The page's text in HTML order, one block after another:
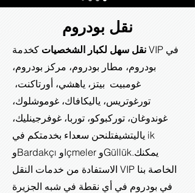
نقل بودروم
نقل سهل لكبار الشخصيات كخدمة VIP في
بودروم، مطار بودروم، مركز بودروم،
غومبيت بيتز، ياهشي، أورتاكنت،
تورغوتريس، ياليكافاك، غوموشلوك،
غوندوغان، توركبوكو، توربا، غوفرجينليك،
ياليتشيفتلنحن سعداء بخدمتكم في ik
وBardakçı وIçmeler وGüllük.يمكنك
الاستفادة من خدمات النقل VIP الخاصة بنا
في بودروم في أي نقطة في شبه الجزيرة